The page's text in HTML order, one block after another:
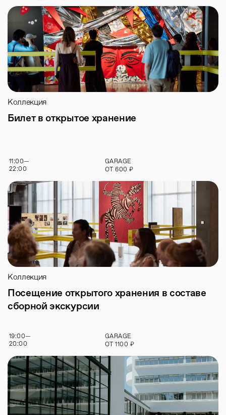
Коллекция
Билет в открытое хранение
11:00—
22:00
GARAGE
ОТ600₽
Коллекция
Посещение открытого хранения в составе
сборной экскурсии
19:00—
20:00
GARAGE
ОТ1100 ₽